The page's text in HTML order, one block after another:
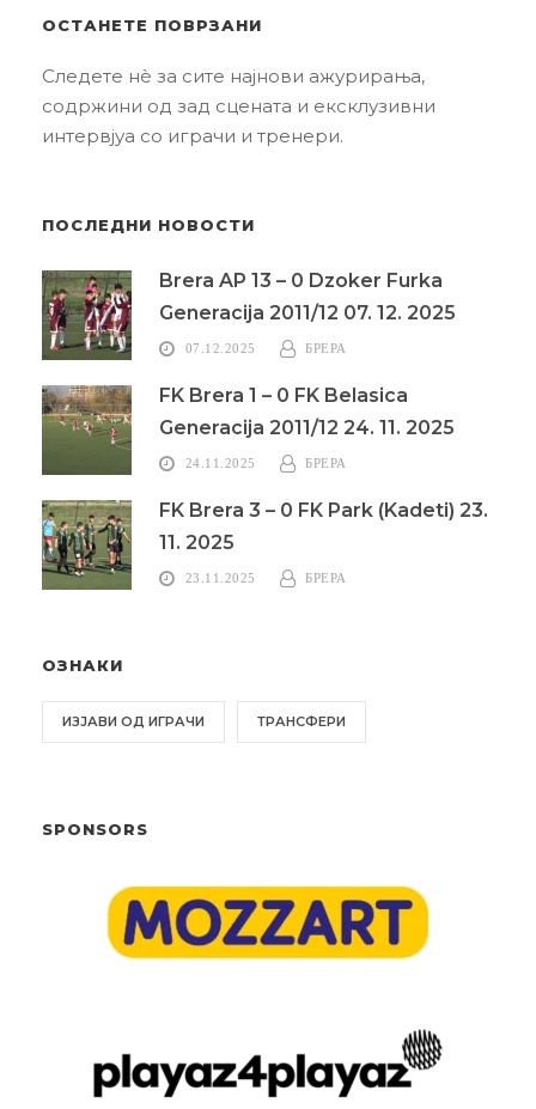
ОСТАНЕТЕ ПОВРЗАНИ
Следете нè за сите најнови ажурирања,
содржини од зад сцената и ексклузивни
интервјуа со играчи и тренери.
ПОСЛЕДНИ НОВОСТИ
Brera AP 13 – 0 Dzoker Furka
Generacija 2011/12 07. 12. 2025
07.12.2025 БРЕРА
FK Brera 1 – 0 FK Belasica
Generacija 2011/12 24. 11. 2025
24.11.2025 БРЕРА
FK Brera 3 – 0 FK Park (Kadeti) 23.
11. 2025
23.11.2025 БРЕРА
ОЗНАКИ
ИЗЈАВИ ОД ИГРАЧИ ТРАНСФЕРИ
SPONSORS